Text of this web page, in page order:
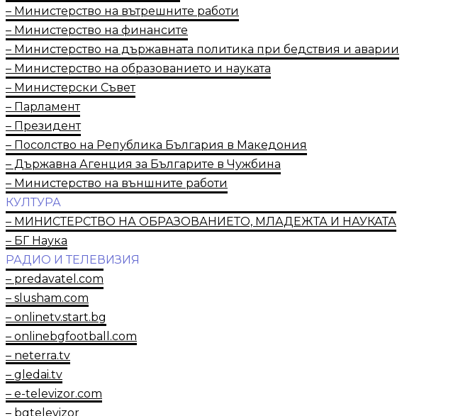
– Министерство на вътрешните работи
– Министерство на финансите
– Министерство на държавната политика при бедствия и аварии
– Министерство на образованието и науката
– Министерски Съвет
– Парламент
– Президент
– Посолство на Република България в Македония
– Държавна Агенция за Българите в Чужбина
– Министерство на външните работи
КУЛТУРА
– МИНИСТЕРСТВО НА ОБРАЗОВАНИЕТО, МЛАДЕЖТА И НАУКАТА
– БГ Наука
РАДИО И ТЕЛЕВИЗИЯ
– predavatel.com
– slusham.com
– onlinetv.start.bg
– onlinebgfootball.com
– neterra.tv
– gledai.tv
– e-televizor.com
– bgtelevizor